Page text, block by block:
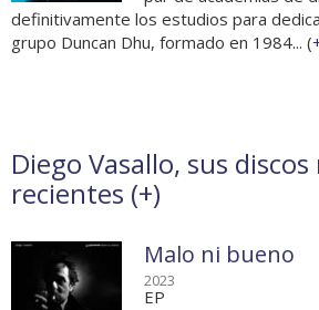
definitivamente los estudios para
grupo Duncan Dhu, formado en 1984... (
Diego Vasallo, sus discos
recientes (+)
Malo ni bueno
2023
EP